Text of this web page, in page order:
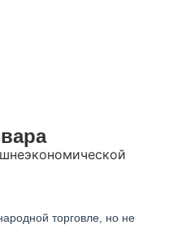
торговле, но не